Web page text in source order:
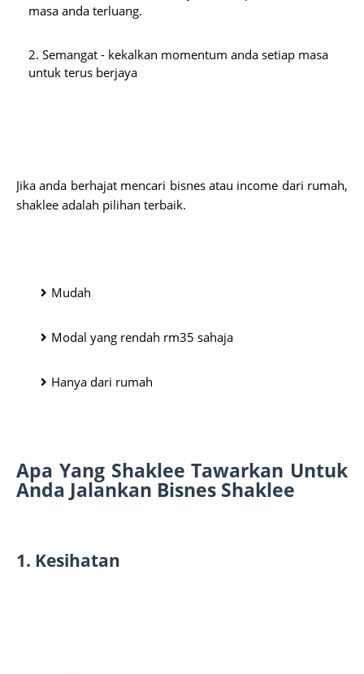
masa anda terluang.
Semangat - kekalkan momentum anda setiap masa
untuk terus berjaya
Jika anda berhajat mencari bisnes atau income dari rumah,
shaklee adalah pilihan terbaik.
Mudah
Modal yang rendah rm35 sahaja
Hanya dari rumah
Apa Yang Shaklee Tawarkan Untuk
Anda Jalankan Bisnes Shaklee
1. Kesihatan